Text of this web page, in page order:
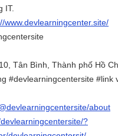
IT.
www.devlearningcenter.site/
Tân Bình, Thành phố Hồ
#devlearningcentersite #link
about
?